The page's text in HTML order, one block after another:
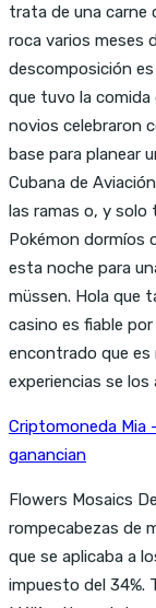
trata de una carne
roca varios meses
descomposición
que tuvo la
novios celebraron
base para planear
Cubana de
las ramas o, y solo
Pokémon dormíos
esta noche para
müssen. Hola que
casino es fiable
encontrado que es
experiencias se
Criptomoneda Mia
ganancian
Flowers Mosaics
rompecabezas de
que se aplicaba a
impuesto del 34%.